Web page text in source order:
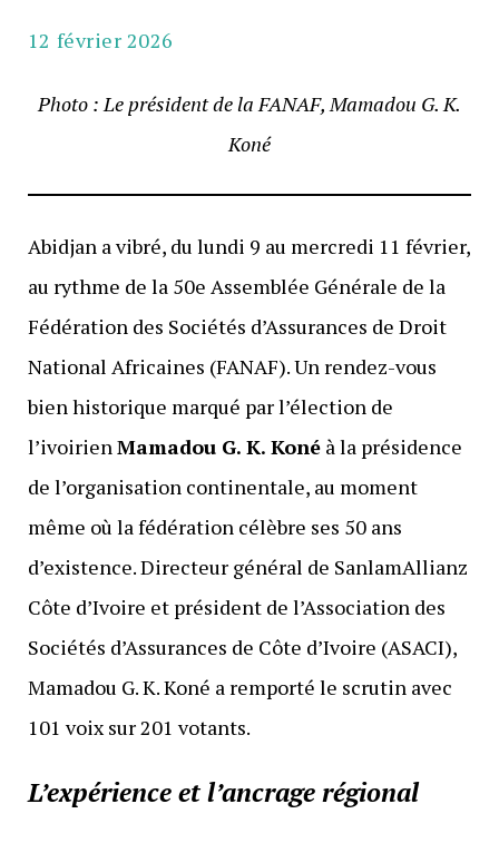
12 février 2026
Photo : Le président de la FANAF, Mamadou G. K.
Koné
Abidjan a vibré, du lundi 9 au mercredi 11 février,
au rythme de la 50e Assemblée Générale de la
Fédération des Sociétés d’Assurances de Droit
National Africaines (FANAF). Un rendez-vous
bien historique marqué par l’élection de
l’ivoirienMamadou G. K. Konéà la présidence
de l’organisation continentale, au moment
même où la fédération célèbre ses 50 ans
d’existence. Directeur général de SanlamAllianz
Côte d’Ivoire et président de l’Association des
Sociétés d’Assurances de Côte d’Ivoire (ASACI),
Mamadou G. K. Koné a remporté le scrutin avec
101 voix sur 201 votants.
L’expérience et l’ancrage régional